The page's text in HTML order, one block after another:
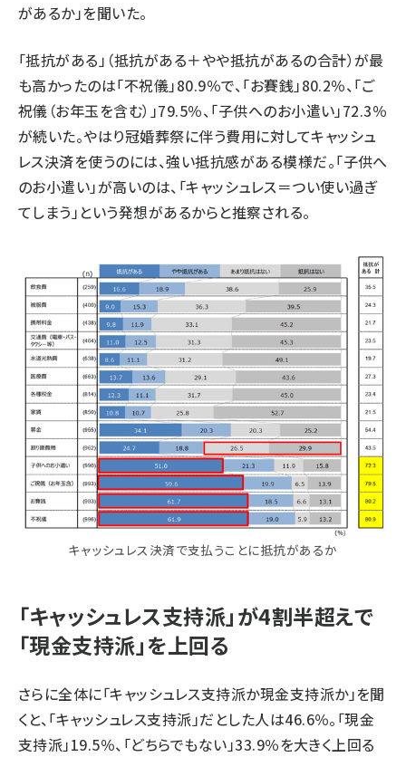
があるか」を聞いた。
「抵抗がある」（抵抗がある＋やや抵抗があるの合計）が最
も高かったのは「不祝儀」80.9％で、「お賽銭」80.2％、「ご
祝儀（お年玉を含む）」79.5％、「子供へのお小遣い」72.3％
が続いた。やはり冠婚葬祭に伴う費用に対してキャッシュ
レス決済を使うのには、強い抵抗感がある模様だ。「子供へ
のお小遣い」が高いのは、「キャッシュレス＝つい使い過ぎ
てしまう」という発想があるからと推察される。
キャッシュレス決済で支払うことに抵抗があるか
「キャッシュレス支持派」が4割半超えで
「現金支持派」を上回る
さらに全体に「キャッシュレス支持派か現金支持派か」を聞
くと、「キャッシュレス支持派」だとした人は46.6％。「現金
支持派」19.5％、「どちらでもない」33.9％を大きく上回る